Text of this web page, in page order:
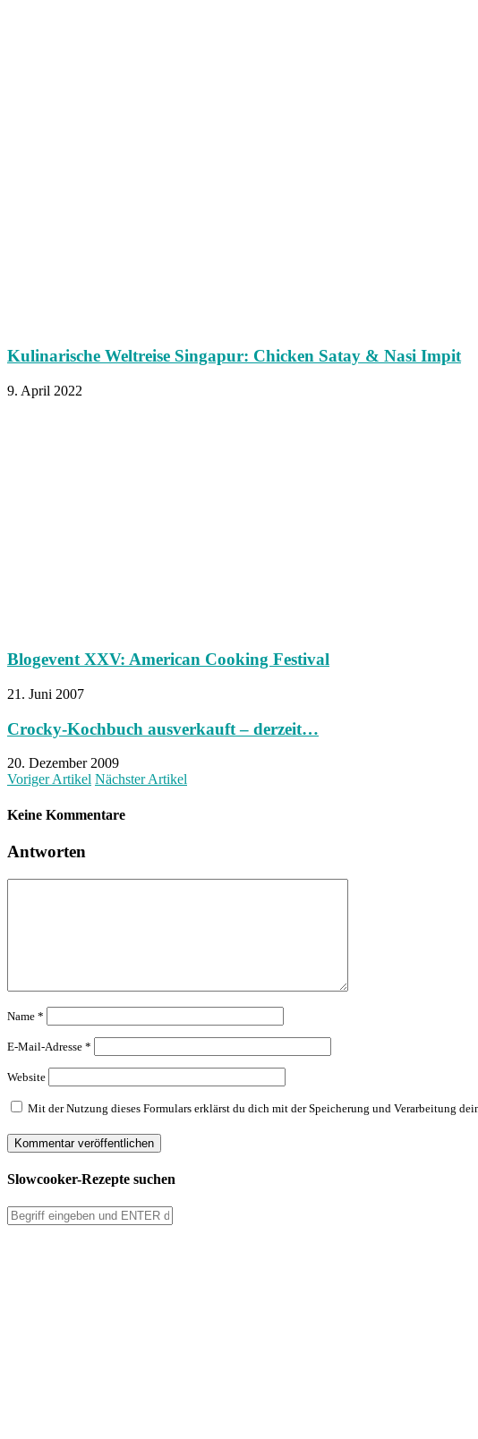
Kulinarische Weltreise Singapur: Chicken Satay & Nasi Impit
9. April 2022
Blogevent XXV: American Cooking Festival
21. Juni 2007
Crocky-Kochbuch ausverkauft – derzeit…
20. Dezember 2009
Voriger Artikel Nächster Artikel
Keine Kommentare
Antworten
Name *
E-Mail-Adresse *
Website
Mit der Nutzung dieses Formulars erklärst du dich mit der Speicherung und Verarbeitung
Slowcooker-Rezepte suchen